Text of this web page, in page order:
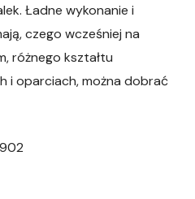
Ładne wykonanie i
czego wcześniej na
różnego kształtu
i oparciach, można dobrać